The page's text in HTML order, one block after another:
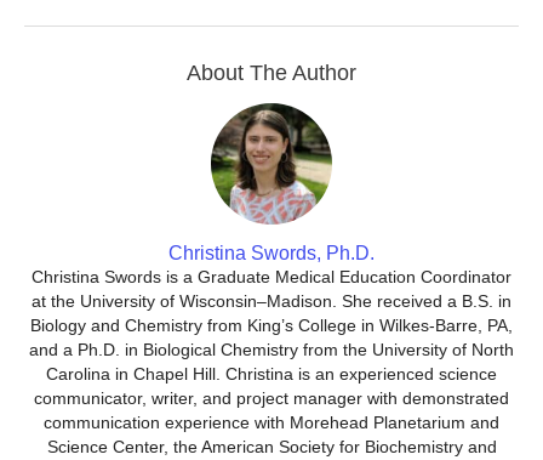
About The Author
Christina Swords, Ph.D.
Christina Swords is a Graduate Medical Education Coordinator
at the University of Wisconsin–Madison. She received a B.S. in
Biology and Chemistry from King’s College in Wilkes-Barre, PA,
and a Ph.D. in Biological Chemistry from the University of North
Carolina in Chapel Hill. Christina is an experienced science
communicator, writer, and project manager with demonstrated
communication experience with Morehead Planetarium and
Science Center, the American Society for Biochemistry and